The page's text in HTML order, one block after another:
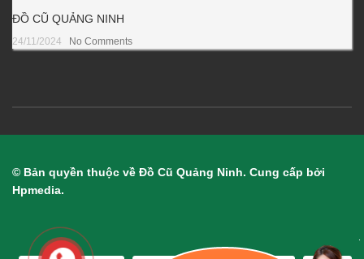
ĐỒ CŨ QUẢNG NINH
24/11/2024 No Comments
© Bản quyền thuộc về Đồ Cũ Quảng Ninh. Cung cấp bởi
Hpmedia.